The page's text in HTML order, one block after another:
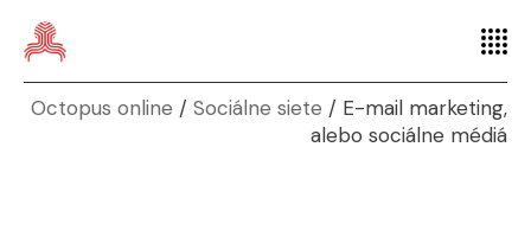
Octopus online Sociálne siete
E-mail marketing,
alebo sociálne médiá